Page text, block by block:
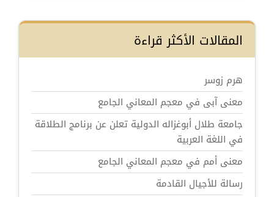
المقالات الأكثر قراءة
هرم زوسر
معنى آبى في معجم المعاني الجامع
جامعة طلال أبوغزاله الدولية تعلن عن برنامج الطلاقة
في اللغة العربية
معنى أمم في معجم المعاني الجامع
رسالة للأجيال القادمة